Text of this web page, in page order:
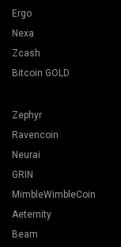
Ergo
Nexa
Zcash
Bitcoin GOLD
Zephyr
Ravencoin
Neurai
GRIN
MimbleWimbleCoin
Aeternity
Beam